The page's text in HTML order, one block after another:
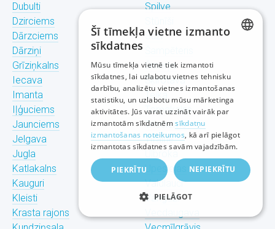
Dubulti
Dzirciems
Dārzciems
Dārziņi
Grīziņkalns
Iecava
Imanta
Iļģuciems
Jaunciems
Jelgava
Jugla
Katlakalns
Kauguri
Kleisti
Krasta rajons
Spilve
Suži
Šmerļis
Šķirotava
Teika
Torņakalns
Trīsciems
Tīraine
Upeslejas
Valdlauči
Vangaži
RUSSIAN
ENGLISH
Šī tīmekļa vietne izmanto
sīkdatnes
Mūsu tīmekļa vietnē tiek izmantoti
sīkdatnes, lai uzlabotu vietnes tehnisku
darbību, analizētu vietnes izmantošanas
statistiku, un uzlabotu mūsu mārketinga
aktivitātes. Jūs varat uzzināt vairāk par
izmantotām sīkdatnēmsīkdatņu
izmantošanas noteikumos, kā arī pielāgot
izmantotas sīkdatnes savām vajadzībām.
PIEKRĪTU NEPIEKRĪTU
PIELĀGOT